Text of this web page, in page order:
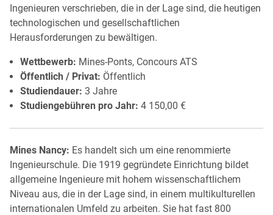
Ingenieuren verschrieben, die in der Lage sind, die heutigen
technologischen und gesellschaftlichen
Herausforderungen zu bewältigen.
Wettbewerb: Mines-Ponts, Concours ATS
Öffentlich / Privat: Öffentlich
Studiendauer: 3 Jahre
Studiengebühren pro Jahr: 4 150,00 €
Mines Nancy: Es handelt sich um eine renommierte
Ingenieurschule. Die 1919 gegründete Einrichtung bildet
allgemeine Ingenieure mit hohem wissenschaftlichem
Niveau aus, die in der Lage sind, in einem multikulturellen
internationalen Umfeld zu arbeiten. Sie hat fast 800